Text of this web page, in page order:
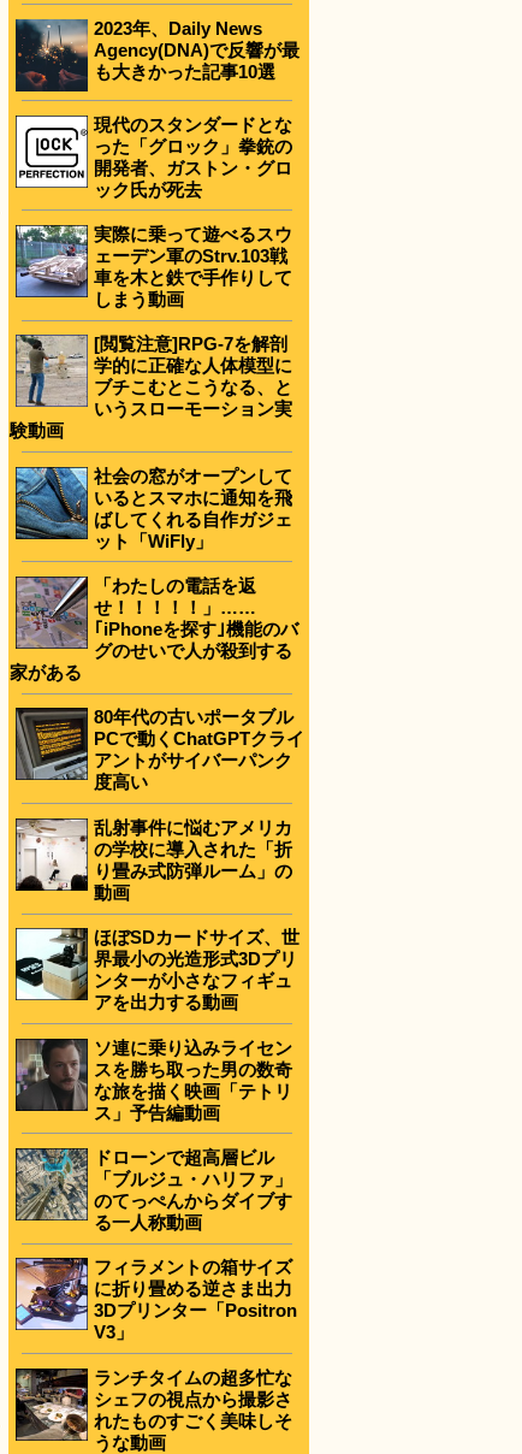
2023年、Daily News
Agency(DNA)で反響が最
も大きかった記事10選
現代のスタンダードとな
った「グロック」拳銃の
開発者、ガストン・グロ
ック氏が死去
実際に乗って遊べるスウ
ェーデン軍のStrv.103戦
車を木と鉄で手作りして
しまう動画
[閲覧注意]RPG-7を解剖
学的に正確な人体模型に
ブチこむとこうなる、と
いうスローモーション実
験動画
社会の窓がオープンして
いるとスマホに通知を飛
ばしてくれる自作ガジェ
ット「WiFly」
「わたしの電話を返
せ！！！！！」……
｢iPhoneを探す｣機能のバ
グのせいで人が殺到する
家がある
80年代の古いポータブル
PCで動くChatGPTクライ
アントがサイバーパンク
度高い
乱射事件に悩むアメリカ
の学校に導入された「折
り畳み式防弾ルーム」の
動画
ほぼSDカードサイズ、世
界最小の光造形式3Dプリ
ンターが小さなフィギュ
アを出力する動画
ソ連に乗り込みライセン
スを勝ち取った男の数奇
な旅を描く映画「テトリ
ス」予告編動画
ドローンで超高層ビル
「ブルジュ・ハリファ」
のてっぺんからダイブす
る一人称動画
フィラメントの箱サイズ
に折り畳める逆さま出力
3Dプリンター「Positron
V3」
ランチタイムの超多忙な
シェフの視点から撮影さ
れたものすごく美味しそ
うな動画